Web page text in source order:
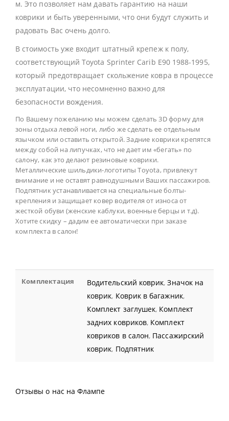
м. Это позволяет нам давать гарантию на наши
коврики и быть уверенными, что они будут служить и
радовать Вас очень долго.
В стоимость уже входит штатный крепеж к полу,
соответствующий Toyota Sprinter Carib E90 1988-1995,
который предотвращает скольжение ковра в процессе
эксплуатации, что несомненно важно для
безопасности вождения.
По Вашему пожеланию мы можем сделать 3D форму для
зоны отдыха левой ноги, либо же сделать ее отдельным
язычком или оставить открытой. Задние коврики крепятся
между собой на липучках, что не дает им «бегать» по
салону, как это делают резиновые коврики.
Металлические шильдики-логотипы Toyota, привлекут
внимание и не оставят равнодушными Ваших пассажиров.
Подпятник устанавливается на специальные болты-
крепления и защищает ковер водителя от износа от
жесткой обуви (женские каблуки, военные берцы и т.д).
Хотите скидку – дадим ее автоматически при заказе
комплекта в салон!
Комплектация Водительский коврик,Значок на
коврик, Коврик в багажник,
Комплект заглушек, Комплект
задних ковриков, Комплект
ковриков в салон, Пассажирский
коврик, Подпятник
Отзывы о нас на Флампе